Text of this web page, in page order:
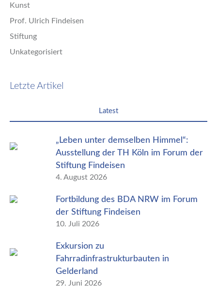
Kunst
Prof. Ulrich Findeisen
Stiftung
Unkategorisiert
Letzte Artikel
Latest
„Leben unter demselben Himmel“:
Ausstellung der TH Köln im Forum der
Stiftung Findeisen
4. August 2026
Fortbildung des BDA NRW im Forum
der Stiftung Findeisen
10. Juli 2026
Exkursion zu
Fahrradinfrastrukturbauten in
Gelderland
29. Juni 2026